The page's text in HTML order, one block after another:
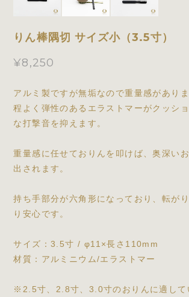
りん棒隅切 サイズ小（3.5寸）
¥8,250
アルミ製ですが無垢なので重量感がありま
程よく弾性のあるエラストマーがクッシ
な打撃音を抑えます。
重量感に任せておりんを叩けば、奥深い
出されます。
持ち手部分が六角形になっており、転が
り安心です。
サイズ：3.5寸 / φ11×長さ110mm
材質：アルミニウム/エラストマー
※2.5寸、2.8寸、3.0寸のおりんに適して